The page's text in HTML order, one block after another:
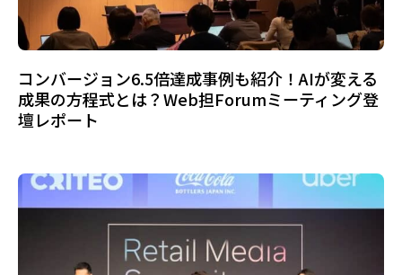
コンバージョン6.5倍達成事例も紹介！AIが変える
成果の方程式とは？Web担Forumミーティング登
壇レポート